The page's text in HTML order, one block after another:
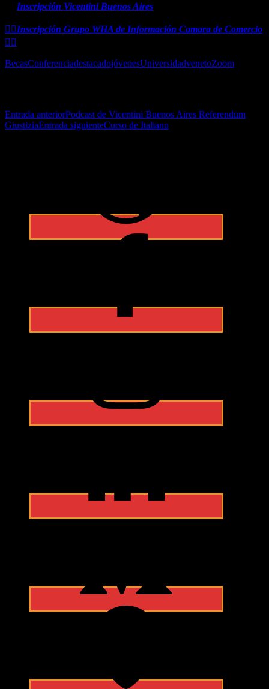
Inscripción Vicentini Buenos Aires
👉🏻Inscripción Grupo WHA de Información Camara de Comercio
👈🏻
BecasConferenciadestacadojóvenesUniversidadvenetoZoom
Entrada anteriorPodcast de Vicentini Buenos Aires Referendum
GiustiziaEntrada siguienteCurso de Italiano